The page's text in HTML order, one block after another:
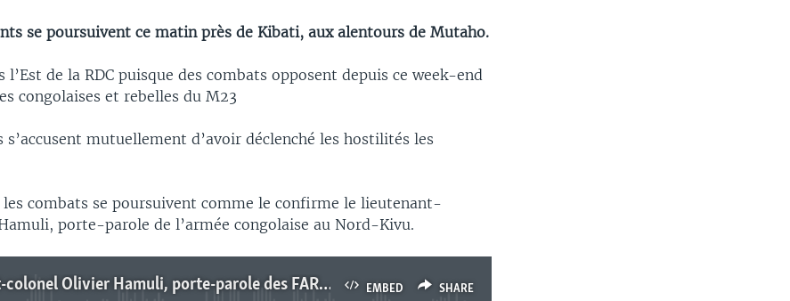
se poursuivent ce matin près de Kibati, aux alentours de Mutaho.
l’Est de la RDC puisque des combats opposent depuis ce week-end
congolaises et rebelles du M23
s’accusent mutuellement d’avoir déclenché les hostilités les
combats se poursuivent comme le confirme le lieutenant-
porte-parole de l’armée congolaise au Nord-Kivu.
EMBED SHARE
Le lieutenant-colonel Olivier Hamuli, porte-parole des FARDC au Nord-Kivu